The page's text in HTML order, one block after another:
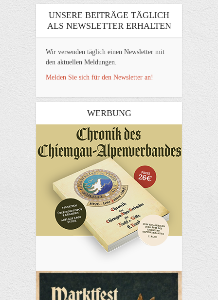
UNSERE BEITRÄGE TÄGLICH
ALS NEWSLETTER ERHALTEN
Wir versenden täglich einen Newsletter mit
den aktuellen Meldungen.
Melden Sie sich für den Newsletter an!
WERBUNG